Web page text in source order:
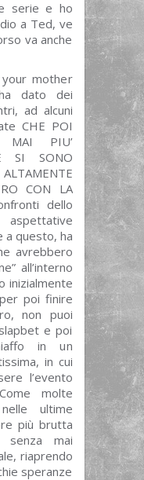
serie e ho
a Ted, ve
va anche
mother
dato dei
ad alcuni
CHE POI
MAI PIU’
SI SONO
CON LA
dello
a questo, ha
avrebbero
all’interno
inizialmente
poi finire
non puoi
e poi
in un
in cui
l’evento
molte
ultime
più brutta
mai
riaprendo
speranze